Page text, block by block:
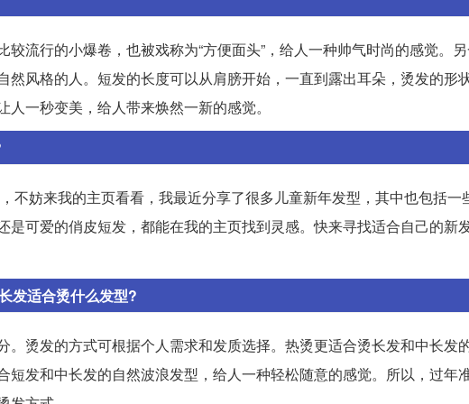
流行的小爆卷，也被戏称为“方便面头”，给人一种帅气时尚的感觉。
风格的人。短发的长度可以从肩膀开始，一直到露出耳朵，烫发的形
一秒变美，给人带来焕然一新的感觉。
不妨来我的主页看看，我最近分享了很多儿童新年发型，其中也包括一
是可爱的俏皮短发，都能在我的主页找到灵感。快来寻找适合自己的新
发适合烫什么发型?
烫发的方式可根据个人需求和发质选择。热烫更适合烫长发和中长发
发和中长发的自然波浪发型，给人一种轻松随意的感觉。所以，过年